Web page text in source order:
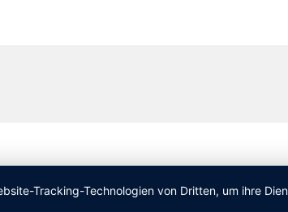
Tracking-Technologien von Dritten, um ihre